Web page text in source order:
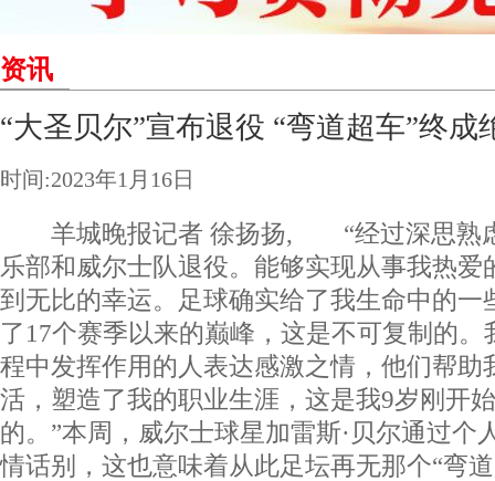
资讯
“大圣贝尔”宣布退役 “弯道超车”终成
时间:2023年1月16日
羊城晚报记者 徐扬扬, “经过深思熟虑
乐部和威尔士队退役。能够实现从事我热爱
到无比的幸运。足球确实给了我生命中的一
了17个赛季以来的巅峰，这是不可复制的
程中发挥作用的人表达感激之情，他们帮助
活，塑造了我的职业生涯，这是我9岁刚开
的。”本周，威尔士球星加雷斯·贝尔通过个
情话别，这也意味着从此足坛再无那个“弯